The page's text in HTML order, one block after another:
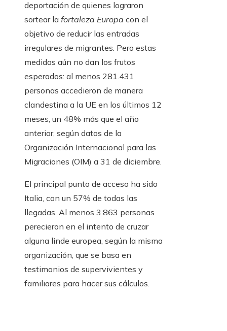
deportación de quienes lograron
sortear la fortaleza Europa con el
objetivo de reducir las entradas
irregulares de migrantes. Pero estas
medidas aún no dan los frutos
esperados: al menos 281.431
personas accedieron de manera
clandestina a la UE en los últimos 12
meses, un 48% más que el año
anterior, según datos de la
Organización Internacional para las
Migraciones (OIM) a 31 de diciembre.
El principal punto de acceso ha sido
Italia, con un 57% de todas las
llegadas. Al menos 3.863 personas
perecieron en el intento de cruzar
alguna linde europea, según la misma
organización, que se basa en
testimonios de supervivientes y
familiares para hacer sus cálculos.